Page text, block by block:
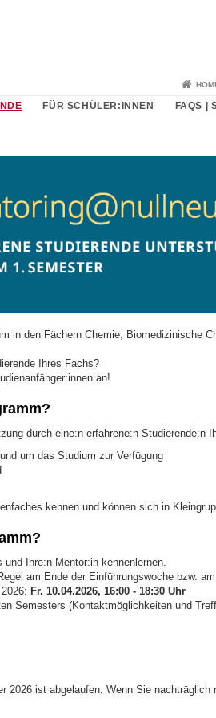
FÜR SCHÜLER:INNEN FAQS |
in den Fächern Chemie, Biomedizinische
Ihres Fachs?
an!
durch eine:n erfahrene:n Studierende:n
um das Studium zur Verfügung
kennen und können sich in
Ihre:n Mentor:in kennenlernen.
am Ende der Einführungswoche bzw.
Fr. 10.04.2026, 16:00 - 18:30 Uhr
Semesters (Kontaktmöglichkeiten und
2026 ist abgelaufen. Wenn Sie